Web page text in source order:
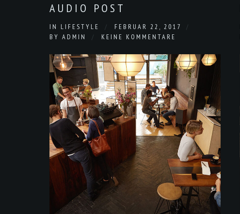
AUDIO POST
IN LIFESTYLE
FEBRUAR 22, 2017
BY ADMIN KEINE KOMMENTARE